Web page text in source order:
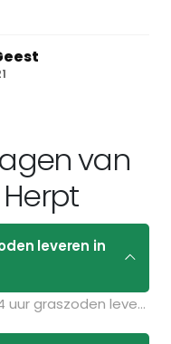
van
leveren in
Grasleveren.nl kan binnen 24 uur graszoden leveren in Herpt. Als u bijvoorbeeld graszoden op maandag bestelt voor 11:30 kunt u ze de volgende dag geleverd krijgen. Kijk voor de actuele leverdagen op de pagina